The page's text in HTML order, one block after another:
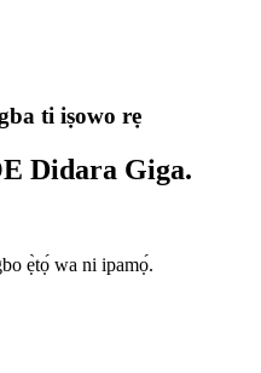
ti iṣowo rẹ
Didara Giga.
ẹ̀tọ́ wa ni ipamọ́.